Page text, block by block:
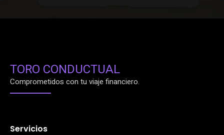
TORO CONDUCTUAL
Comprometidos con tu viaje financiero.
Servicios